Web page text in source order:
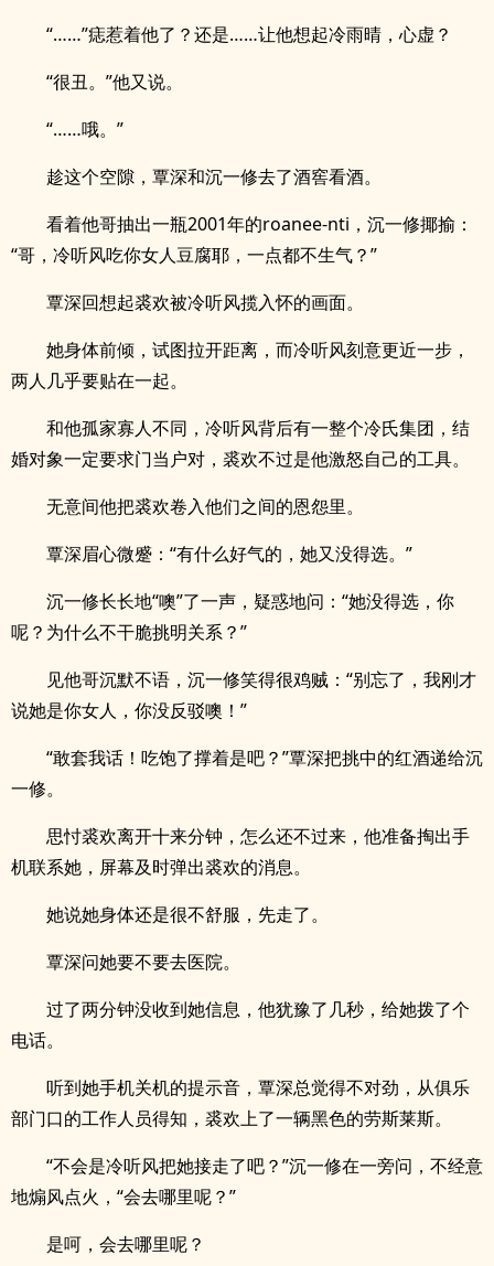
“……”痣惹着他了？还是……让他想起冷雨晴，心虚？
“很丑。”他又说。
“……哦。”
趁这个空隙，覃深和沉一修去了酒窖看酒。
看着他哥抽出一瓶2001年的roanee-nti，沉一修揶揄：
“哥，冷听风吃你女人豆腐耶，一点都不生气？”
覃深回想起裘欢被冷听风揽入怀的画面。
她身体前倾，试图拉开距离，而冷听风刻意更近一步，
两人几乎要贴在一起。
和他孤家寡人不同，冷听风背后有一整个冷氏集团，结
婚对象一定要求门当户对，裘欢不过是他激怒自己的工具。
无意间他把裘欢卷入他们之间的恩怨里。
覃深眉心微蹙：“有什么好气的，她又没得选。”
沉一修长长地“噢”了一声，疑惑地问：“她没得选，你
呢？为什么不干脆挑明关系？”
见他哥沉默不语，沉一修笑得很鸡贼：“别忘了，我刚才
说她是你女人，你没反驳噢！”
“敢套我话！吃饱了撑着是吧？”覃深把挑中的红酒递给沉
一修。
思忖裘欢离开十来分钟，怎么还不过来，他准备掏出手
机联系她，屏幕及时弹出裘欢的消息。
她说她身体还是很不舒服，先走了。
覃深问她要不要去医院。
过了两分钟没收到她信息，他犹豫了几秒，给她拨了个
电话。
听到她手机关机的提示音，覃深总觉得不对劲，从俱乐
部门口的工作人员得知，裘欢上了一辆黑色的劳斯莱斯。
“不会是冷听风把她接走了吧？”沉一修在一旁问，不经意
地煽风点火，“会去哪里呢？”
是呵，会去哪里呢？